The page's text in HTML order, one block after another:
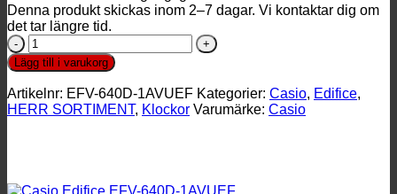
Denna produkt skickas inom 2–7 dagar. Vi kontaktar dig om
det tar längre tid.
Casio
Edifice
EFV-
640D-
1AVUEF
mängd
Lägg till i varukorg
Artikelnr: EFV-640D-1AVUEF Kategorier: Casio, Edifice,
HERR SORTIMENT, Klockor Varumärke: Casio